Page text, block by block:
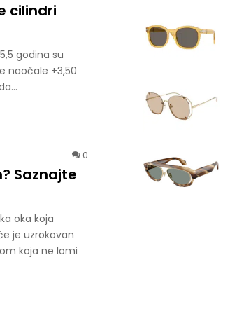
cilindri
godina su
naočale +3,50
0
Saznajte
oka koja
je uzrokovan
koja ne lomi